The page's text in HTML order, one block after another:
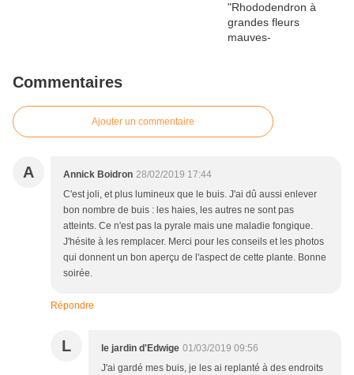
Commentaires
Ajouter un commentaire
A Annick Boidron 28/02/2019 17:44
C'est joli, et plus lumineux que le buis. J'ai dû aussi enlever
bon nombre de buis : les haies, les autres ne sont pas
atteints. Ce n'est pas la pyrale mais une maladie fongique.
J'hésite à les remplacer. Merci pour les conseils et les photos
qui donnent un bon aperçu de l'aspect de cette plante. Bonne
soirée.
Répondre
L le jardin d'Edwige 01/03/2019 09:56
J'ai gardé mes buis, je les ai replanté à des endroits